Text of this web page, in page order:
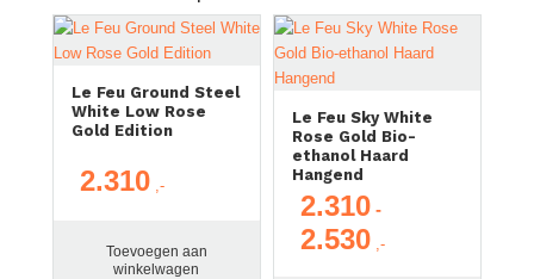
Le Feu Ground Steel
White Low Rose
Gold Edition
2.310
Toevoegen aan
winkelwagen
Le Feu Sky White
Rose Gold Bio-
ethanol Haard
Hangend
2.310 -
2.530Prijsklasse: